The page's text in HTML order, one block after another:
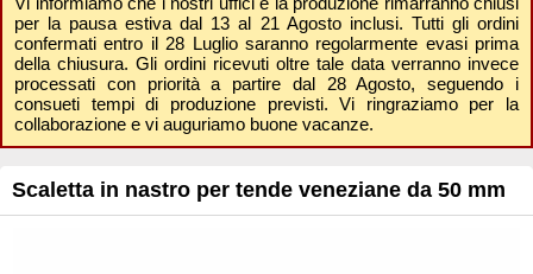
per la pausa estiva dal 13 al 21 Agosto inclusi. Tutti gli ordini
confermati entro il 28 Luglio saranno regolarmente evasi prima
della chiusura. Gli ordini ricevuti oltre tale data verranno invece
processati con priorità a partire dal 28 Agosto, seguendo i
consueti tempi di produzione previsti. Vi ringraziamo per la
collaborazione e vi auguriamo buone vacanze.
Scaletta in nastro per tende veneziane da 50 mm